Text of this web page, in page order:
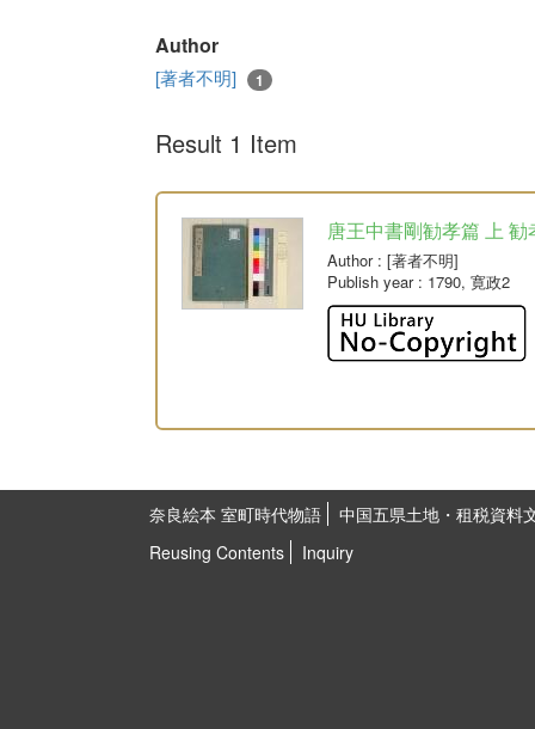
Author
[著者不明] 1
Result 1 Item
唐王中書剛勧孝篇 上 勧
Author: [著者不明]
Publish year: 1790, 寛政2
奈良絵本 室町時代物語
中国五県土地・租税資料
Reusing Contents
Inquiry